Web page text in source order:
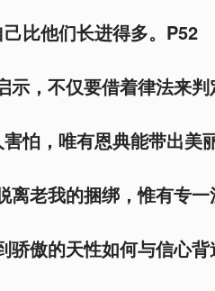
比他们长进得多。P52
示，不仅要借着律法来
怕，唯有恩典能带出美
离老我的捆绑，惟有专
骄傲的天性如何与信心